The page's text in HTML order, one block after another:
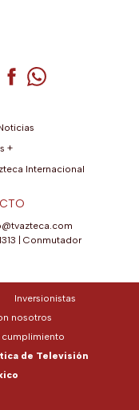
(se abre en una
(se abre en una
TikTok (se abre en
de YouTube (se abre
de Telegram (se
Cuenta de
Cuenta de
+
Internacional
Conmutador
Inversionistas
nosotros
cumplimiento
de Televisión